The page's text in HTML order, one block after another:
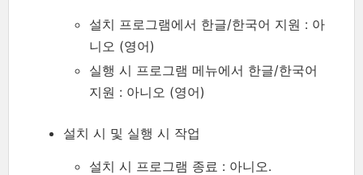
설치 프로그램에서 한글/한국어 지원 : 아
니오 (영어)
실행 시 프로그램 메뉴에서 한글/한국어
지원 : 아니오 (영어)
설치 시 및 실행 시 작업
설치 시 프로그램 종료 : 아니오.